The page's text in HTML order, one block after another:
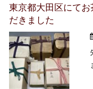
東京都大田区にて
だきました